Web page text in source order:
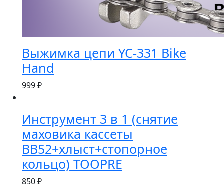
Выжимка цепи YC-331 Bike
Hand
999₽
Инструмент 3 в 1 (снятие
маховика кассеты
BB52+хлыст+стопорное
кольцо) TOOPRE
850₽